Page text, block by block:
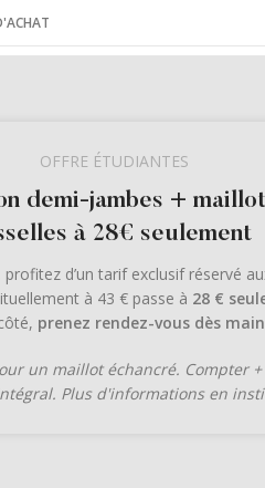
OFFRE ÉTUDIANTES
demi-jambes +
à 28€ seulement
d’un tarif exclusif réservé
à 43 € passe à 28 €
prenez rendez-vous dès
un maillot échancré. Compter
Plus d'informations en